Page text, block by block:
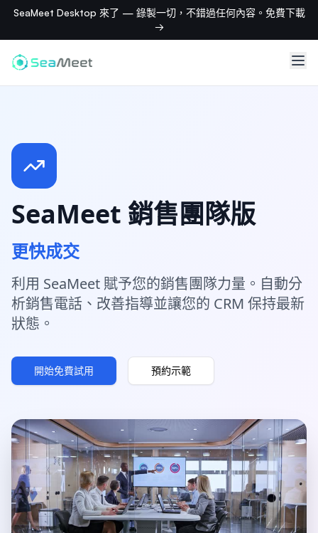
SeaMeet Desktop 來了 — 錄製一切，不錯過任何內容。免費下載
→
SeaMeet 銷售團隊版
更快成交
利用 SeaMeet 賦予您的銷售團隊力量。自動分
析銷售電話、改善指導並讓您的 CRM 保持最新
狀態。
開始免費試用 預約示範